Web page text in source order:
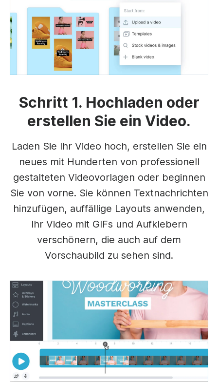
Schritt 1. Hochladen oder
erstellen Sie ein Video.
Laden Sie Ihr Video hoch, erstellen Sie ein
neues mit Hunderten von professionell
gestalteten Videovorlagen oder beginnen
Sie von vorne. Sie können Textnachrichten
hinzufügen, auffällige Layouts anwenden,
Ihr Video mit GIFs und Aufklebern
verschönern, die auch auf dem
Vorschaubild zu sehen sind.